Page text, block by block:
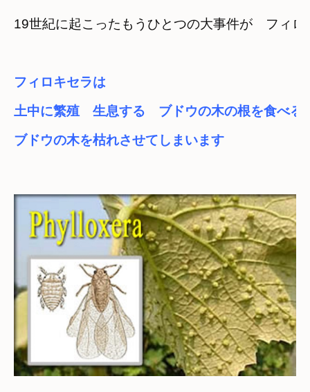
19世紀に起こったもうひとつの大事件が　フィロ
フィロキセラは
土中に繁殖　生息する　ブドウの木の根を食べる
ブドウの木を枯れさせてしまいます